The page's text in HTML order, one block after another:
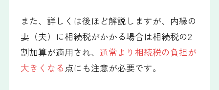
また、詳しくは後ほど解説しますが、内縁の
妻（夫）に相続税がかかる場合は相続税の2
割加算が適用され、通常より相続税の負担が
大きくなる 点にも注意が必要です。